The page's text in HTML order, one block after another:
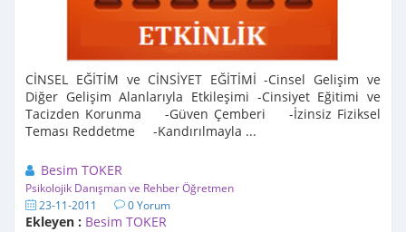
CİNSEL EĞİTİM ve CİNSİYET EĞİTİMİ -Cinsel Gelişim ve
Diğer Gelişim Alanlarıyla Etkileşimi -Cinsiyet Eğitimi ve
Tacizden Korunma -Güven Çemberi -İzinsiz Fiziksel
Teması Reddetme -Kandırılmayla ...
Besim TOKER
Psikolojik Danışman ve Rehber Öğretmen
23-11-2011 0 Yorum
Ekleyen : Besim TOKER